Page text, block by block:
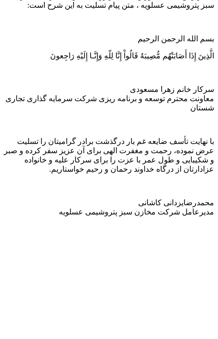
سبز پتروشیمی عسلویه ، متن پیام تسلیت به این شرح است:
بسم الله الرحمن الرحیم
الَّذِینَ إِذَا أَصَابَتْهُم مُّصِیبَهٌ قَالُواْ إِنَّا لِلّهِ وَإِنَّـا إِلَیْهِ رَاجِعونَ
سرکار خانم زهرا مسعودی
معاونت محترم توسعه و برنامه ریزی شرکت سرمایه گذاری تجاری
شستان
با نهایت تأسف ضایعه غم بار درگذشت برادر گرامیتان را تسلیت
عرض نموده، رحمت و مغفرت الهی برای آن عزیز سفر کرده و صبر
و شکیبایی و طول عمر با عزت را برای سرکار علیه و خانواده
عزادارتان از درگاه خداوند رحمان و رحیم خواستاریم.
محمدرضایزدانی کاشانی
مدیرعامل شرکت مخازن سبز پتروشیمی عسلویه